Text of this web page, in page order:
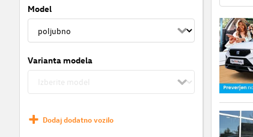
Model
Varianta modela
Dodaj dodatno vozilo